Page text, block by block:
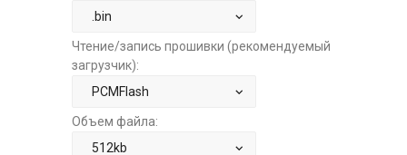
Чтение/запись прошивки (рекомендуемый
загрузчик):
Объем файла: